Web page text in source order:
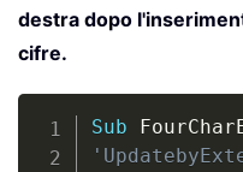
destra dopo
cifre.
Sub